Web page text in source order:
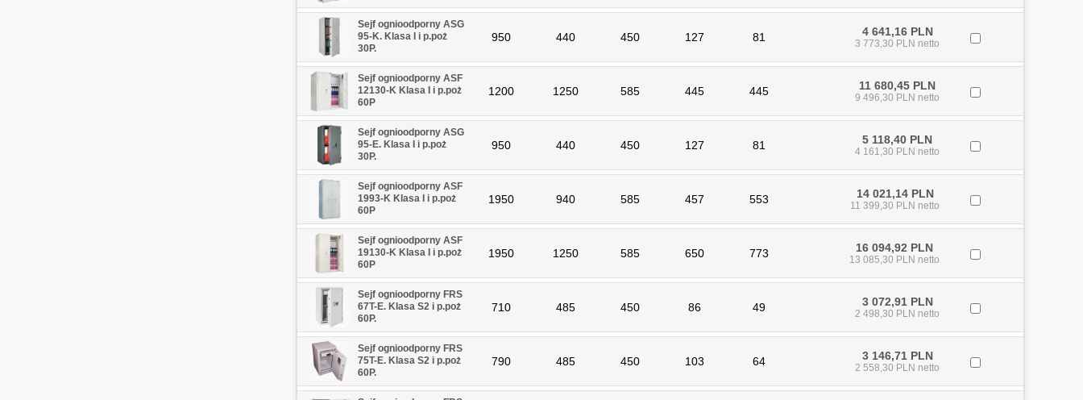
Sejf ognioodporny ASG
95-K. Klasa I i p.poż
30P.
950 440 450 127 81 4 641,16 PLN
3 773,30 PLN netto
Sejf ognioodporny ASF
12130-K Klasa I i p.poż
60P
1200 1250 585 445 445 11 680,45 PLN
9 496,30 PLN netto
Sejf ognioodporny ASG
95-E. Klasa I i p.poż
30P.
950 440 450 127 81 5 118,40 PLN
4 161,30 PLN netto
Sejf ognioodporny ASF
1993-K Klasa I i p.poż
60P
1950 940 585 457 553 14 021,14 PLN
11 399,30 PLN netto
Sejf ognioodporny ASF
19130-K Klasa I i p.poż
60P
1950 1250 585 650 773 16 094,92 PLN
13 085,30 PLN netto
Sejf ognioodporny FRS
67T-E. Klasa S2 i p.poż
60P.
710 485 450 86 49 3 072,91 PLN
2 498,30 PLN netto
Sejf ognioodporny FRS
75T-E. Klasa S2 i p.poż
60P.
790 485 450 103 64 3 146,71 PLN
2 558,30 PLN netto